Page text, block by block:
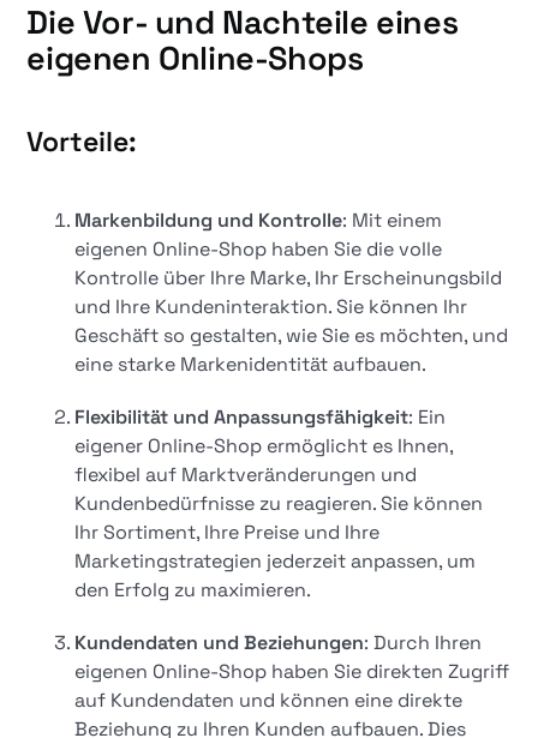
Die Vor- und Nachteile eines
eigenen Online-Shops
Vorteile:
Markenbildung und Kontrolle: Mit einem
eigenen Online-Shop haben Sie die volle
Kontrolle über Ihre Marke, Ihr Erscheinungsbild
und Ihre Kundeninteraktion. Sie können Ihr
Geschäft so gestalten, wie Sie es möchten, und
eine starke Markenidentität aufbauen.
Flexibilität und Anpassungsfähigkeit: Ein
eigener Online-Shop ermöglicht es Ihnen,
flexibel auf Marktveränderungen und
Kundenbedürfnisse zu reagieren. Sie können
Ihr Sortiment, Ihre Preise und Ihre
Marketingstrategien jederzeit anpassen, um
den Erfolg zu maximieren.
Kundendaten und Beziehungen: Durch Ihren
eigenen Online-Shop haben Sie direkten Zugriff
auf Kundendaten und können eine direkte
Beziehung zu Ihren Kunden aufbauen. Dies